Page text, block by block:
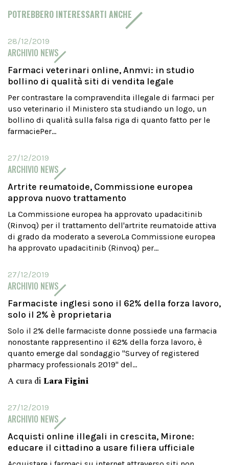
POTREBBERO INTERESSARTI ANCHE
28/12/2019
ARCHIVIO NEWS
Farmaci veterinari online, Anmvi: in studio
bollino di qualità siti di vendita legale
Per contrastare la compravendita illegale di farmaci per
uso veterinario il Ministero sta studiando un logo, un
bollino di qualità sulla falsa riga di quanto fatto per le
farmaciePer...
27/12/2019
ARCHIVIO NEWS
Artrite reumatoide, Commissione europea
approva nuovo trattamento
La Commissione europea ha approvato upadacitinib
(Rinvoq) per il trattamento dell'artrite reumatoide attiva
di grado da moderato a severoLa Commissione europea
ha approvato upadacitinib (Rinvoq) per...
27/12/2019
ARCHIVIO NEWS
Farmaciste inglesi sono il 62% della forza lavoro,
solo il 2% è proprietaria
Solo il 2% delle farmaciste donne possiede una farmacia
nonostante rappresentino il 62% della forza lavoro, è
quanto emerge dal sondaggio "Survey of registered
pharmacy professionals 2019" del...
A cura di Lara Figini
27/12/2019
ARCHIVIO NEWS
Acquisti online illegali in crescita, Mirone:
educare il cittadino a usare filiera ufficiale